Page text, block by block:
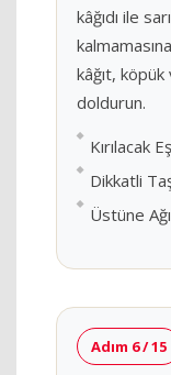
kâğıdı ile
kâğıt,
doldurun.
Kırılacak
Dikkatli
Üstüne
Adım 6 / 15